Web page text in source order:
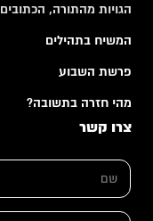
הגויות מהתורה, הכתובים
המשיח בתהילים
פרשת השבוע
מהי חזרה בתשובה?
צרו קשר
ה
ר
ו
ש
*
א